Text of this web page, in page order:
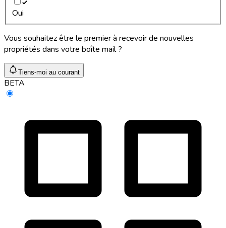
Oui
Vous souhaitez être le premier à recevoir de nouvelles
propriétés dans votre boîte mail ?
Tiens-moi au courant
BETA